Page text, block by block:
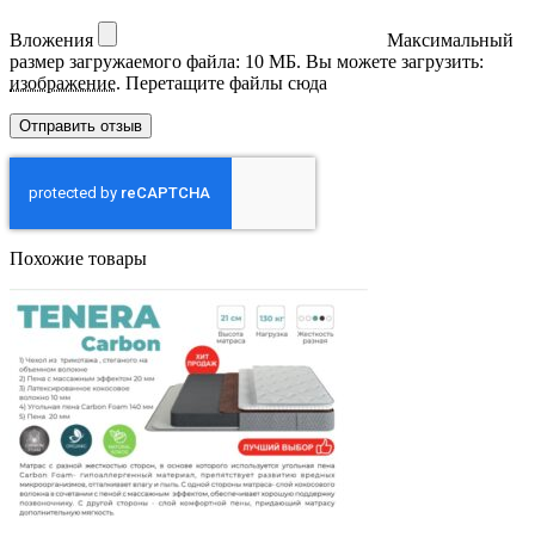
Вложения
Максимальный
размер загружаемого файла: 10 МБ. Вы можете загрузить:
изображение. Перетащите файлы сюда
Похожие товары